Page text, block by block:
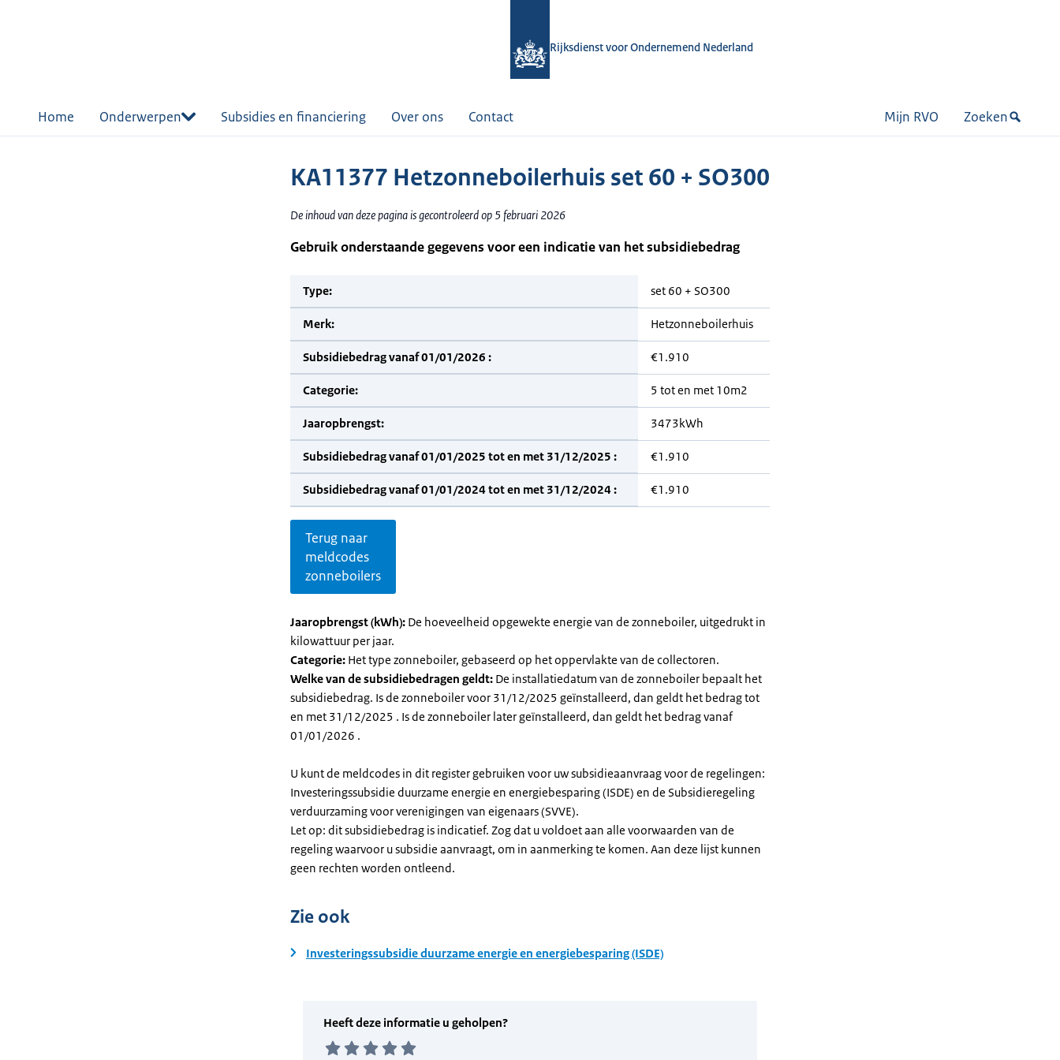
Rijksdienst voor Ondernemend Nederland
Home Onderwerpen Subsidies en financiering Over ons Contact Mijn RVO Zoeken
KA11377 Hetzonneboilerhuis set 60 + SO300
De inhoud van deze pagina is gecontroleerd op 5 februari 2026
Gebruik onderstaande gegevens voor een indicatie van het subsidiebedrag
Type: set 60 + SO300
Merk: Hetzonneboilerhuis
Subsidiebedrag vanaf 01/01/2026 : €1.910
Categorie: 5 tot en met 10m2
Jaaropbrengst: 3473kWh
Subsidiebedrag vanaf 01/01/2025 tot en met 31/12/2025 : €1.910
Subsidiebedrag vanaf 01/01/2024 tot en met 31/12/2024 : €1.910
Terug naar
meldcodes
zonneboilers
Jaaropbrengst (kWh): De hoeveelheid opgewekte energie van de zonneboiler, uitgedrukt in
kilowattuur per jaar.
Categorie: Het type zonneboiler, gebaseerd op het oppervlakte van de collectoren.
Welke van de subsidiebedragen geldt: De installatiedatum van de zonneboiler bepaalt het
subsidiebedrag. Is de zonneboiler voor 31/12/2025 geïnstalleerd, dan geldt het bedrag tot
en met 31/12/2025 . Is de zonneboiler later geïnstalleerd, dan geldt het bedrag vanaf
01/01/2026 .
U kunt de meldcodes in dit register gebruiken voor uw subsidieaanvraag voor de regelingen:
Investeringssubsidie duurzame energie en energiebesparing (ISDE) en de Subsidieregeling
verduurzaming voor verenigingen van eigenaars (SVVE).
Let op: dit subsidiebedrag is indicatief. Zog dat u voldoet aan alle voorwaarden van de
regeling waarvoor u subsidie aanvraagt, om in aanmerking te komen. Aan deze lijst kunnen
geen rechten worden ontleend.
Zie ook
Investeringssubsidie duurzame energie en energiebesparing (ISDE)